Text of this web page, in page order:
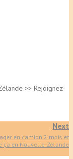
>> Rejoignez-
Next
en camion 2 mois et
ça en Nouvelle-Zélande